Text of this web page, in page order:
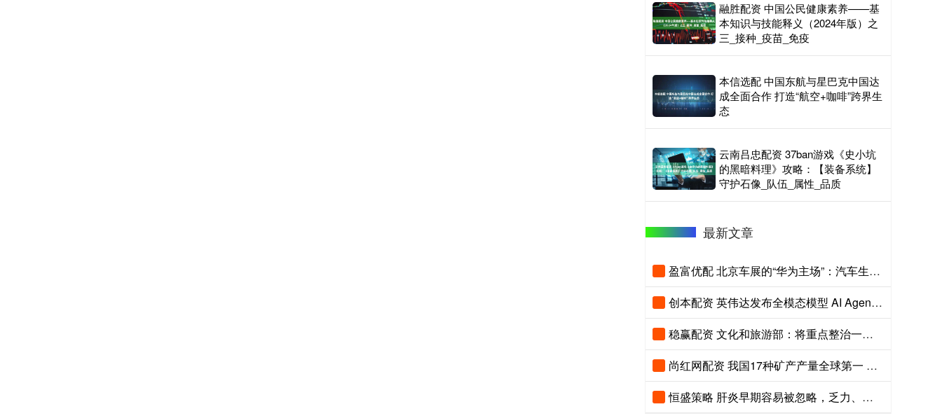
融胜配资 中国公民健康素养——基
本知识与技能释义（2024年版）之
三_接种_疫苗_免疫
本信选配 中国东航与星巴克中国达
成全面合作 打造“航空+咖啡”跨界生
态
云南吕忠配资 37ban游戏《史小坑
的黑暗料理》攻略：【装备系统】
守护石像_队伍_属性_品质
最新文章
盈富优配 北京车展的“华为主场”：汽车生态兑现“诗与远方”
创本配资 英伟达发布全模态模型 AI Agent打响肉搏战
稳赢配资 文化和旅游部：将重点整治一批问题景区与摆渡车
尚红网配资 我国17种矿产产量全球第一 将吸引社会资本参与找矿
恒盛策略 肝炎早期容易被忽略，乏力、食欲差和肝区不适别轻看